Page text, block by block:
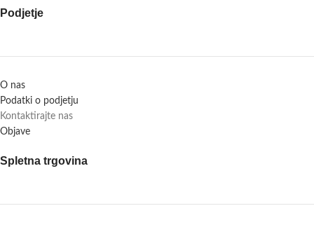
Podjetje
O nas
Podatki o podjetju
Kontaktirajte nas
Objave
Spletna trgovina